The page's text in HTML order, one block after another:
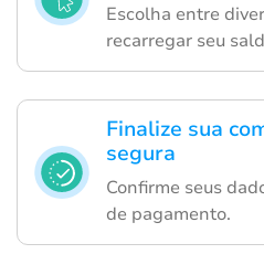
Escolha entre
recarregar seu
Finalize sua
segura
Confirme seus
de pagamento.